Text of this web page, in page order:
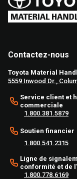
Contactez-nous
Toyota Material
5559 Inwood Dr.,
Service client et
commerciale
1.800.381.5879
Soutien financier
1.800.541.2315
Ligne de
conformité et de
1.800.778.6169